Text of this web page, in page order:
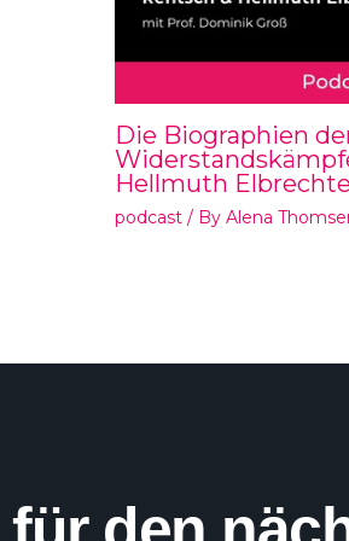
Die Biographien
Hellmuth
podcast / ByAlena